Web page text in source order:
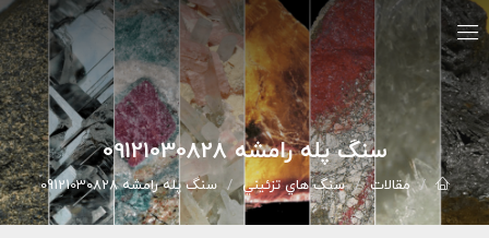
سنگ پله رامشه 09121030828
مقالات سنگ هاي تزئيني سنگ پله رامشه 09121030828